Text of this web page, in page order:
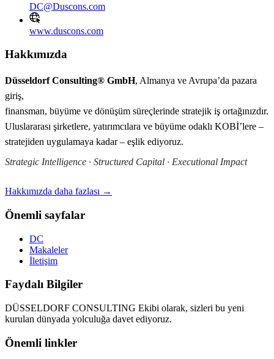
DC@Duscons.com
www.duscons.com
Hakkımızda
Düsseldorf Consulting® GmbH, Almanya ve Avrupa’da pazara
giriş,
finansman, büyüme ve dönüşüm süreçlerinde stratejik iş ortağınızdır.
Uluslararası şirketlere, yatırımcılara ve büyüme odaklı KOBİ’lere –
stratejiden uygulamaya kadar – eşlik ediyoruz.
Strategic Intelligence · Structured Capital · Executional Impact
Hakkımızda daha fazlası →
Önemli sayfalar
DC
Makaleler
İletişim
Faydalı Bilgiler
DÜSSELDORF CONSULTING Ekibi olarak, sizleri bu yeni
kurulan dünyada yolculuğa davet ediyoruz.
Önemli linkler